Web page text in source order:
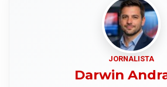
JORNALISTA
Darwin